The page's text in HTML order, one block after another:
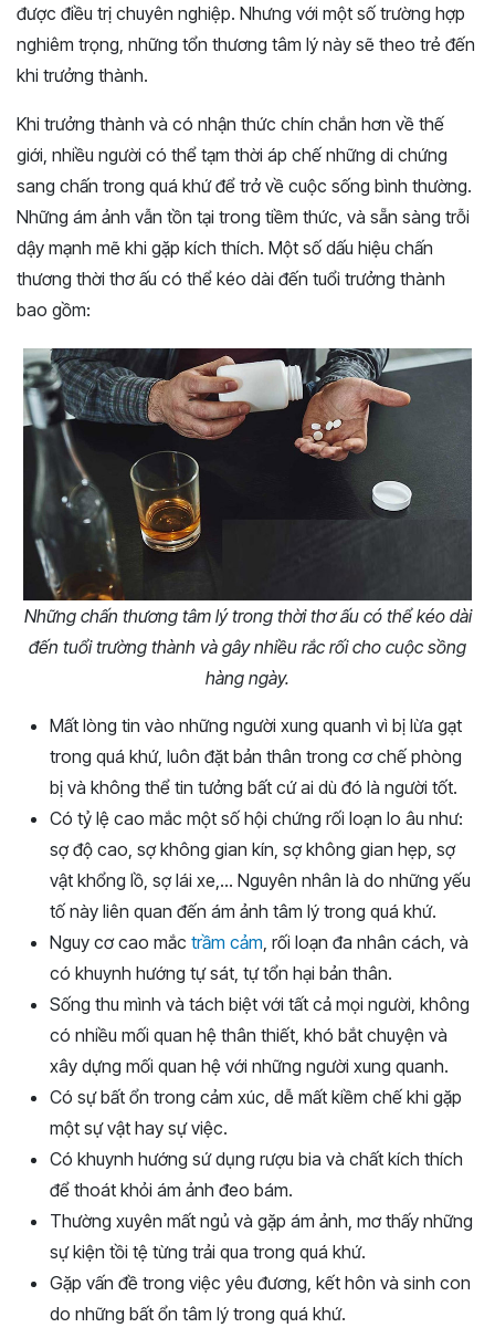
được điều trị chuyên nghiệp. Nhưng với một số trường hợp
nghiêm trọng, những tổn thương tâm lý này sẽ theo trẻ đến
khi trưởng thành.
Khi trưởng thành và có nhận thức chín chắn hơn về thế
giới, nhiều người có thể tạm thời áp chế những di chứng
sang chấn trong quá khứ để trở về cuộc sống bình thường.
Những ám ảnh vẫn tồn tại trong tiềm thức, và sẵn sàng trỗi
dậy mạnh mẽ khi gặp kích thích. Một số dấu hiệu chấn
thương thời thơ ấu có thể kéo dài đến tuổi trưởng thành
bao gồm:
Những chấn thương tâm lý trong thời thơ ấu có thể kéo dài
đến tuổi trường thành và gây nhiều rắc rối cho cuộc sồng
hàng ngày.
Mất lòng tin vào những người xung quanh vì bị lừa gạt
trong quá khứ, luôn đặt bản thân trong cơ chế phòng
bị và không thể tin tưởng bất cứ ai dù đó là người tốt.
Có tỷ lệ cao mắc một số hội chứng rối loạn lo âu như:
sợ độ cao, sợ không gian kín, sợ không gian hẹp, sợ
vật khổng lồ, sợ lái xe,… Nguyên nhân là do những yếu
tố này liên quan đến ám ảnh tâm lý trong quá khứ.
Nguy cơ cao mắc trầm cảm, rối loạn đa nhân cách, và
có khuynh hướng tự sát, tự tổn hại bản thân.
Sống thu mình và tách biệt với tất cả mọi người, không
có nhiều mối quan hệ thân thiết, khó bắt chuyện và
xây dựng mối quan hệ với những người xung quanh.
Có sự bất ổn trong cảm xúc, dễ mất kiềm chế khi gặp
một sự vật hay sự việc.
Có khuynh hướng sứ dụng rượu bia và chất kích thích
để thoát khỏi ám ảnh đeo bám.
Thường xuyên mất ngủ và gặp ám ảnh, mơ thấy những
sự kiện tồi tệ từng trải qua trong quá khứ.
Gặp vấn đề trong việc yêu đương, kết hôn và sinh con
do những bất ổn tâm lý trong quá khứ.